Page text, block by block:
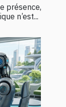
présence,
n’est...